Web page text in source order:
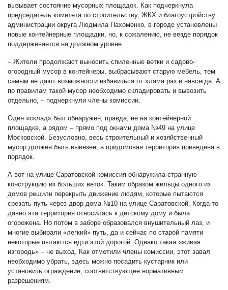
вызывает состояние мусорных площадок. Как подчеркнула
председатель комитета по строительству, ЖКХ и благоустройству
администрации округа Людмила Пахоменко, в городе установлены
новые контейнерные площадки, но, к сожалению, не везде порядок
поддерживается на должном уровне.
– Жители продолжают выносить спиленные ветки и садово-
огородный мусор в контейнеры, выбрасывают старую мебель, тем
самым не дают возможности избавиться от хлама раз и навсегда. А
по правилам такой мусор необходимо складировать и вывозить
отдельно, – подчеркнули члены комиссии.
Один «склад» был обнаружен, правда, не на контейнерной
площадке, а рядом – прямо под окнами дома №49 на улице
Московской. Безусловно, весь строительный и хозяйственный
мусор должен быть вывезен, а придомовая территория приведена в
порядок.
А вот на улице Саратовской комиссия обнаружила странную
конструкцию из больших веток. Таким образом жильцы одного из
домов решили перекрыть движение людям, которые пытаются
срезать путь через двор дома №10 на улице Саратовской. Когда-то
давно эта территория относилась к детскому дому и была
огорожена. Но потом в заборе образовался внушительный лаз, и
многие выбирали «легкий» путь, да и сейчас по старой памяти
некоторые пытаются идти этой дорогой. Однако такая «живая
изгородь» – не выход. Как отметили члены комиссии, этот завал
необходимо убрать, здесь можно посадить кустарник или
установить ограждение, соответствующее нормативным
разрешениям.